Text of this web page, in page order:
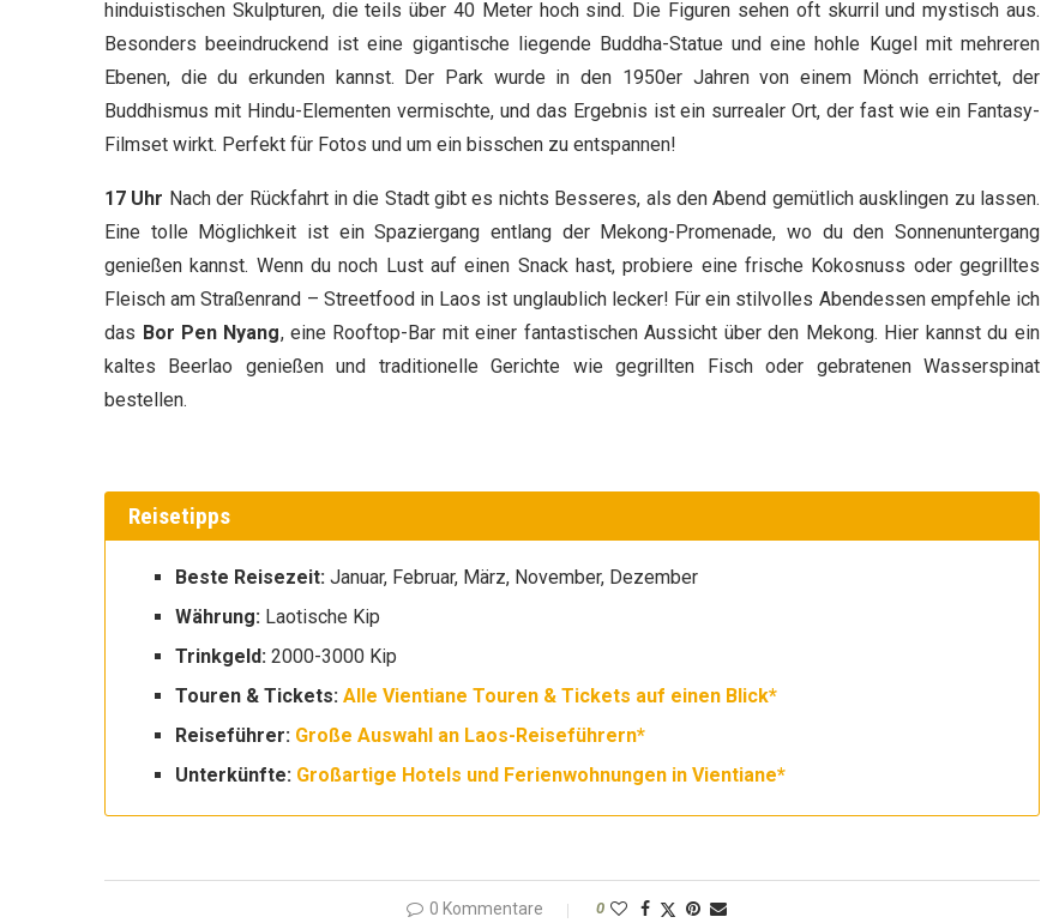
hinduistischen Skulpturen, die teils über 40 Meter hoch sind. Die Figuren sehen oft skurril und mystisch aus.
Besonders beeindruckend ist eine gigantische liegende Buddha-Statue und eine hohle Kugel mit mehreren
Ebenen, die du erkunden kannst. Der Park wurde in den 1950er Jahren von einem Mönch errichtet, der
Buddhismus mit Hindu-Elementen vermischte, und das Ergebnis ist ein surrealer Ort, der fast wie ein Fantasy-
Filmset wirkt. Perfekt für Fotos und um ein bisschen zu entspannen!
17 Uhr Nach der Rückfahrt in die Stadt gibt es nichts Besseres, als den Abend gemütlich ausklingen zu lassen.
Eine tolle Möglichkeit ist ein Spaziergang entlang der Mekong-Promenade, wo du den Sonnenuntergang
genießen kannst. Wenn du noch Lust auf einen Snack hast, probiere eine frische Kokosnuss oder gegrilltes
Fleisch am Straßenrand – Streetfood in Laos ist unglaublich lecker! Für ein stilvolles Abendessen empfehle ich
das Bor Pen Nyang, eine Rooftop-Bar mit einer fantastischen Aussicht über den Mekong. Hier kannst du ein
kaltes Beerlao genießen und traditionelle Gerichte wie gegrillten Fisch oder gebratenen Wasserspinat
bestellen.
Reisetipps
Beste Reisezeit: Januar, Februar, März, November, Dezember
Währung: Laotische Kip
Trinkgeld: 2000-3000 Kip
Touren & Tickets: Alle Vientiane Touren & Tickets auf einen Blick*
Reiseführer: Große Auswahl an Laos-Reiseführern*
Unterkünfte: Großartige Hotels und Ferienwohnungen in Vientiane*
0 Kommentare 0